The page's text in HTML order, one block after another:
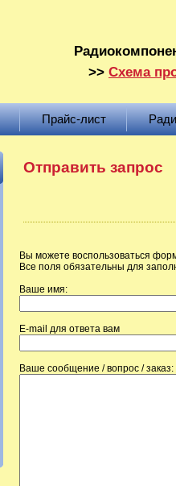
>> Схема
Прайс-лист
Отправить запрос
Вы можете воспользоваться
Все поля обязательны для
Ваше имя:
E-mail для ответа вам
Ваше сообщение / вопрос / заказ: